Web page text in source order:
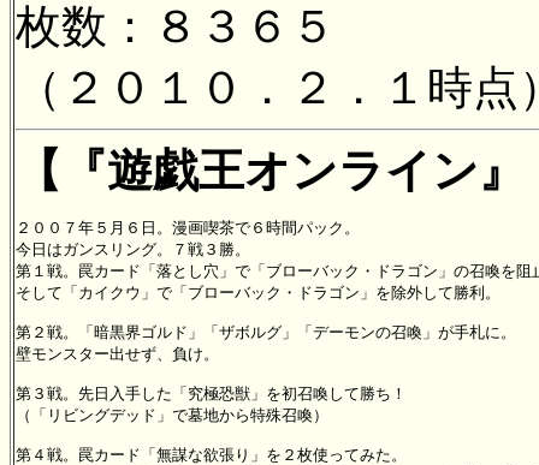
枚数：８３６５
（２０１０．２．１時点
【『遊戯王オンライン
２００７年５月６日。漫画喫茶で６時間パック。
今日はガンスリング。７戦３勝。
第１戦。罠カード「落とし穴」で「ブローバック・ドラゴン」の召喚を阻
そして「カイクウ」で「ブローバック・ドラゴン」を除外して勝利。
第２戦。「暗黒界ゴルド」「ザボルグ」「デーモンの召喚」が手札に。
壁モンスター出せず、負け。
第３戦。先日入手した「究極恐獣」を初召喚して勝ち！
（「リビングデッド」で墓地から特殊召喚）
第４戦。罠カード「無謀な欲張り」を２枚使ってみた。